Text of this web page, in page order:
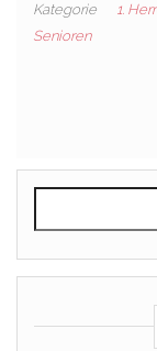
Kategorie 1.
Senioren